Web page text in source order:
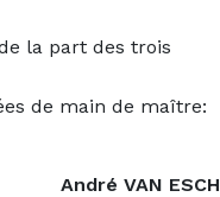
la part des trois
de main de maître:
André VAN ESCH